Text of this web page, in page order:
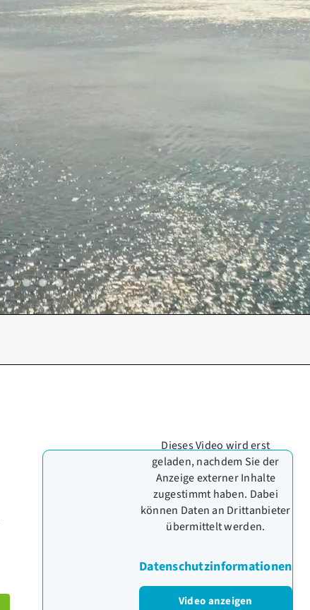
Dieses Video wird erst
geladen, nachdem Sie der
Anzeige externer Inhalte
zugestimmt haben. Dabei
können Daten an Drittanbieter
übermittelt werden.
Datenschutzinformationen
Video anzeigen